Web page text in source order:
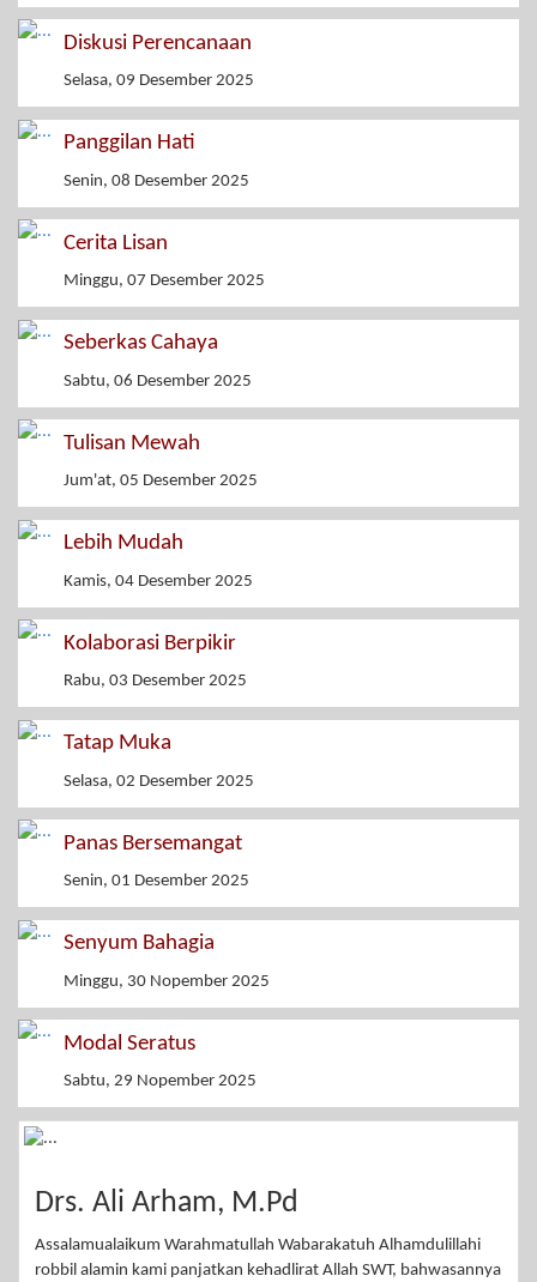
Diskusi Perencanaan
Selasa, 09 Desember 2025
Panggilan Hati
Senin, 08 Desember 2025
Cerita Lisan
Minggu, 07 Desember 2025
Seberkas Cahaya
Sabtu, 06 Desember 2025
Tulisan Mewah
Jum'at, 05 Desember 2025
Lebih Mudah
Kamis, 04 Desember 2025
Kolaborasi Berpikir
Rabu, 03 Desember 2025
Tatap Muka
Selasa, 02 Desember 2025
Panas Bersemangat
Senin, 01 Desember 2025
Senyum Bahagia
Minggu, 30 Nopember 2025
Modal Seratus
Sabtu, 29 Nopember 2025
Drs. Ali Arham, M.Pd
Assalamualaikum Warahmatullah Wabarakatuh Alhamdulillahi
robbil alamin kami panjatkan kehadlirat Allah SWT, bahwasannya